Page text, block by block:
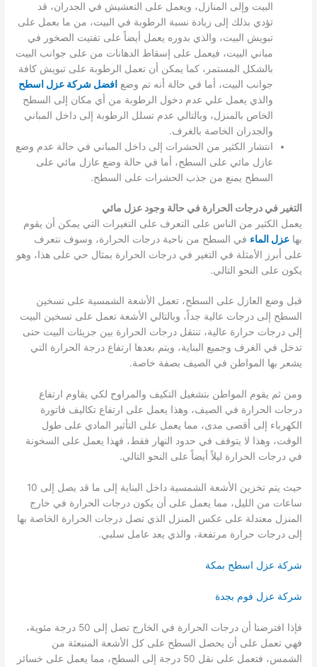
البيت وإلى المنازل، ويعمل على التعشيش في الجدران، قد
تؤدي بذلك إلى زيادة نسبة الرطوبة في البيت، من ما بعمل على
تبويش البيت، والذي بدوره يعمل أيضاً على تفتيت الصخور في
مباني البيت، فيعمل على إسقاط الدهانات من على جوانب البيت
بالشكل المستمر، كما يمكن أن تعمل الرطوبة على تبويش كافة
جوانب البيت، أما في حالة أنه تم وضع افضل شركة عزل اسطح
والذي يعمل علي عدم دخول الرطوبة من أي مكان إلى السطح
الخاص بالمنزل، وبالتالي عدم تسلل الرطوبة إلى داخل المباني
والجدران الخاصة بالغرف.
انتشار الكثير من الحشرات إلى داخل المباني في حالة عدم وضع
عازل مائي على السطح، أما في حالة وضع عازل مائي على
السطح يمنع من جذب الحشرات على السطح.
التغير في درجات الحرارة في حالة وجود عزل مائي
يعمل الكثير من الناس على التعرف على التغيرات التي يمكن أن يقوم
بهاعزل الماء في السطح من ناحية درجات الحرارة، وسوف نتعرف
على أبرز الأمثلة في التغير في درجات الحرارة بمثال حي على هذا، وهو
يكون على النحو التالي.
قبل وضع العازل على السطح، تعمل الأشعة الشمسية على تسخين
السطح إلى درجات عالية جداً، وبالتالي الأشعة تعمل على تسخين البيت
إلى درجات حرارة عالية، تنتقل درجات الحرارة بين جزيئات البيت حتى
تدخل في الغرف وجميع البناية، ويتم بعدها ارتفاع درجة الحرارة التي
يشعر بها المواطن في الصيف بصفة خاصة.
ومن ثم يقوم المواطن بتشغيل التكيف والمراوح لكي يقاوم ارتفاع
درجات الحرارة في الصيف، وهذا يعمل على ارتفاع تكاليف فاتورة
الكهرباء إلى أقصى مدى، مما يعمل على التأثير المادي على طول
الوقت، وهذا لا يتوقف في حدود النهار فقط، فهذا يعمل على السخونة
في درجات الحرارة ليلاً أيضاً على النحو التالي.
حيث يتم تخزين الأشعة الشمسية داخل البناية إلى ما قد يصل إلى 10
ساعات من الليل، مما يعمل على أن يكون درجات الحرارة في خارج
المنزل معتدلة على عكس المنزل الذي تصل درجات الحرارة الخاصة بها
إلى درجات حرارة مرتفعة، والذي يعد عامل سلبي.
شركة عزل اسطح بمكة
شركة عزل فوم بجدة
فإذا افترضنا أن درجات الحرارة في الخارج تصل إلى 50 درجة مئوية،
فهي تعمل على أن يحصل السطح على كل الأشعة المنبعثة من
الشمس، فتعمل على نقل 50 درجة إلى السطح، مما يعمل على خسائر